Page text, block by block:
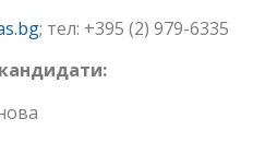
; тел: +395 (2) 979-6335